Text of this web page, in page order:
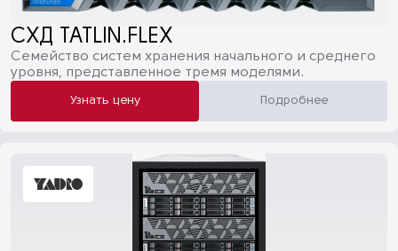
СХД TATLIN.FLEX
Семейство систем хранения начального и среднего
уровня, представленное тремя моделями.
Узнать цену Подробнее